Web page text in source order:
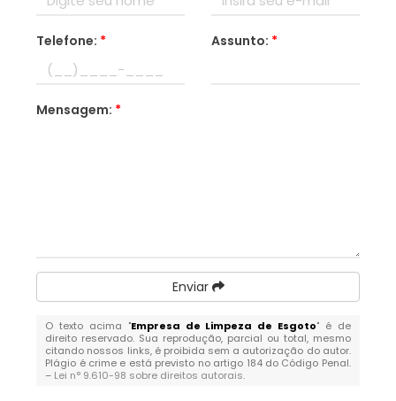
Telefone: * Assunto: *
Mensagem: *
Enviar
O texto acima "Empresa de Limpeza de Esgoto" é de
direito reservado. Sua reprodução, parcial ou total, mesmo
citando nossos links, é proibida sem a autorização do autor.
Plágio é crime e está previsto no artigo 184 do Código Penal.
– Lei n° 9.610-98 sobre direitos autorais.